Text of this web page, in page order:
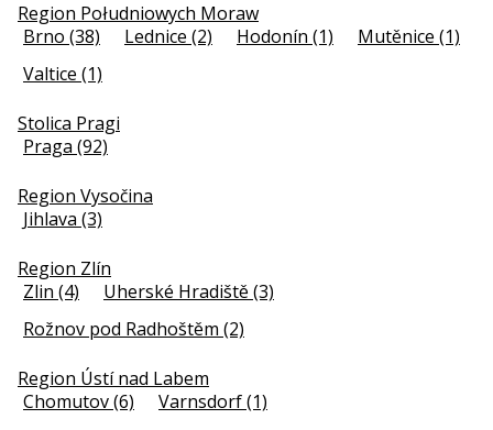
Region Południowych Moraw
Brno (38)
Lednice (2) Hodonín (1)
Mutěnice (1)
Valtice (1)
Stolica Pragi
Praga (92)
Region Vysočina
Jihlava (3)
Region Zlín
Zlin (4)
Uherské Hradiště (3)
Rožnov pod Radhoštěm (2)
Region Ústí nad Labem
Chomutov (6)
Varnsdorf (1)